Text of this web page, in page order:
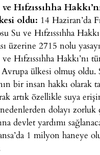
Hıfzıssıhha
oldu: 14 Haziran’da
Su ve Hıfzıssıhha
üzerine 2715 nolu
Hıfzıssıhha Hakkı’nı
ülkesi olmuş oldu.
bir insan hakkı olarak
artık özellikle suya
dolayı zorluk
devlet yardımı
1 milyon haneye